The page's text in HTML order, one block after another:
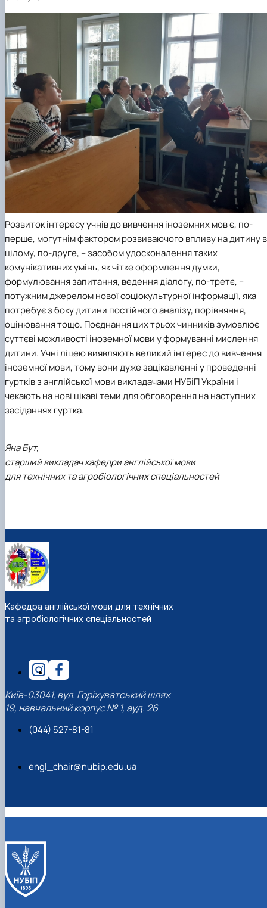
Розвиток інтересу учнів до вивчення іноземних мов є, по-
перше, могутнім фактором розвиваючого впливу на дитину в
цілому, по-друге, – засобом удосконалення таких
комунікативних умінь, як чітке оформлення думки,
формулювання запитання, ведення діалогу, по-третє, –
потужним джерелом нової соціокультурної інформації, яка
потребує з боку дитини постійного аналізу, порівняння,
оцінювання тощо. Поєднання цих трьох чинників зумовлює
суттєві можливості іноземної мови у формуванні мислення
дитини. Учні ліцею виявляють великий інтерес до вивчення
іноземної мови, тому вони дуже зацікавленні у проведенні
гуртків з англійської мови викладачами НУБіП України і
чекають на нові цікаві теми для обговорення на наступних
засіданнях гуртка.
Яна Бут,
старший викладач кафедри англійської мови
для технічних та агробіологічних спеціальностей
Кафедра англійської мови для технічних
та агробіологічних спеціальностей
Київ-03041, вул. Горіхуватський шлях
19, навчальний корпус № 1, ауд. 26
(044) 527-81-81
engl_chair@nubip.edu.ua